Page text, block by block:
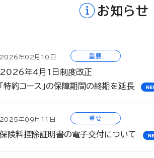
お知らせ
2026年02月10日 重要
2026年4月1日制度改正
「特約コース」の保障期間の終期を延長
2025年09月11日 重要
保険料控除証明書の電子交付について